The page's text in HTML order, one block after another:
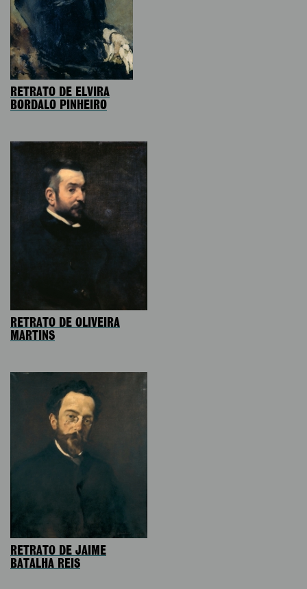
RETRATO DE ELVIRA
BORDALO PINHEIRO
RETRATO DE OLIVEIRA
MARTINS
RETRATO DE JAIME
BATALHA REIS